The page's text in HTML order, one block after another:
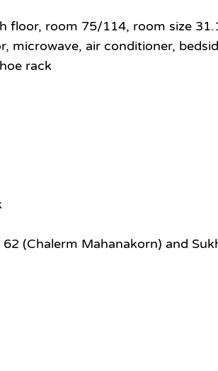
floor, room 75/114, room size
microwave, air conditioner,
rack
(Chalerm Mahanakorn) and